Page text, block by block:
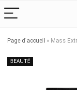
Page d'accueil » Mass
BEAUTÉ